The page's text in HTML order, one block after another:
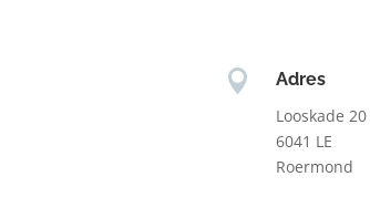

Adres
Looskade 20
6041 LE
Roermond